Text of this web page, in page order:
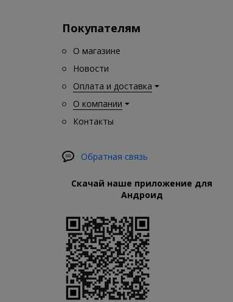
Покупателям
О магазине
Новости
Оплата и доставка
О компании
Контакты
Обратная связь
Скачай наше приложение для
Андроид